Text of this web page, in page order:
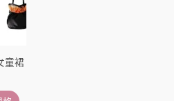
童裙
項